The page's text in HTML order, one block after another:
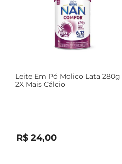
Leite Em Pó Molico Lata 280g
2X Mais Cálcio
R$ 24,00